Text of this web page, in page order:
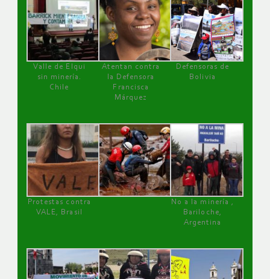
Valle de Elqui
sin minería.
Chile
Atentan contra
la Defensora
Francisca
Márquez
Defensoras de
Bolivia
Protestas contra
VALE, Brasil
No a la minería ,
Bariloche,
Argentina